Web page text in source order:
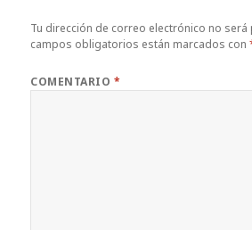
Tu dirección de correo electrónico no será
campos obligatorios están marcados con
COMENTARIO *